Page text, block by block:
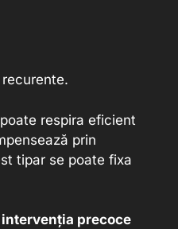
respira eficient
prin
tipar se poate fixa
precoce